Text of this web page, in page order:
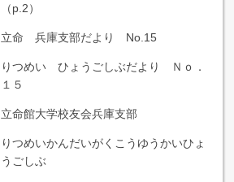
（p.2）
立命 兵庫支部だより No.15
りつめい ひょうごしぶだより Ｎｏ．
１５
立命館大学校友会兵庫支部
りつめいかんだいがくこうゆうかいひょ
うごしぶ